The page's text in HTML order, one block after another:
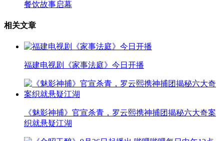
餐饮故事启幕
相关文章
福建电视剧《家事法庭》今日开播
《魅影神捕》官宣杀青，罗云熙携神捕团揭秘六大奇案
织就悬疑江湖